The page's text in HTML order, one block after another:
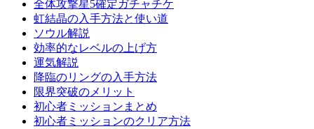
全体攻撃星5確定ガチャチケ
虹結晶の入手方法と使い道
ソウル解説
効率的なレベルの上げ方
運気解説
降臨のリングの入手方法
限界突破のメリット
初心者ミッションまとめ
初心者ミッションのクリア方法